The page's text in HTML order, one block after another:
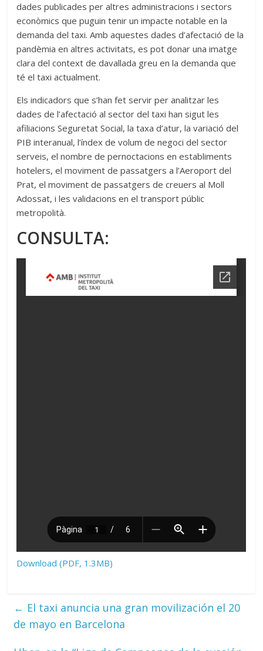
dades publicades per altres administracions i sectors
econòmics que puguin tenir un impacte notable en la
demanda del taxi. Amb aquestes dades d’afectació de la
pandèmia en altres activitats, es pot donar una imatge
clara del context de davallada greu en la demanda que
té el taxi actualment.
Els indicadors que s’han fet servir per analitzar les
dades de l’afectació al sector del taxi han sigut les
afiliacions Seguretat Social, la taxa d’atur, la variació del
PIB interanual, l’índex de volum de negoci del sector
serveis, el nombre de pernoctacions en establiments
hotelers, el moviment de passatgers a l’Aeroport del
Prat, el moviment de passatgers de creuers al Moll
Adossat, i les validacions en el transport públic
metropolità.
CONSULTA:
Download (PDF, 1.3MB)
← El taxi anuncia una gran movilización el 20
de mayo en Barcelona